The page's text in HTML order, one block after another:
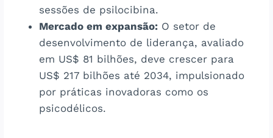
sessões de psilocibina.
Mercado em expansão: O setor de
desenvolvimento de liderança, avaliado
em US$ 81 bilhões, deve crescer para
US$ 217 bilhões até 2034, impulsionado
por práticas inovadoras como os
psicodélicos.